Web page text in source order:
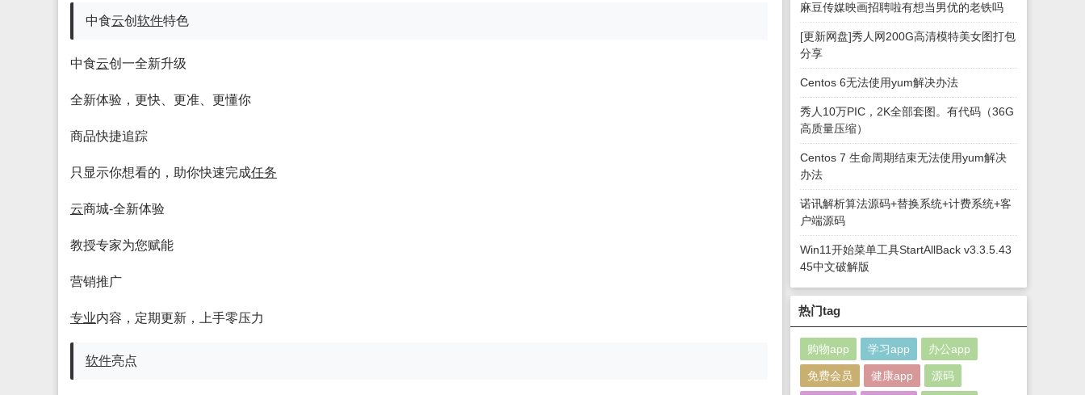
中食云创 软件特色
中食云创一全新升级
全新体验，更快、更准、更懂你
商品快捷追踪
只显示你想看的，助你快速完成任务
云商城-全新体验
教授专家为您赋能
营销推广
专业内容，定期更新，上手零压力
软件亮点
麻豆传媒映画招聘啦有想当男优的老铁吗
[更新网盘]秀人网200G高清模特美女图打包
分享
Centos 6无法使用yum解决办法
秀人10万PIC，2K全部套图。有代码（36G
高质量压缩）
Centos 7 生命周期结束无法使用yum解决
办法
诺讯解析算法源码+替换系统+计费系统+客
户端源码
Win11开始菜单工具StartAllBack v3.3.5.43
45中文破解版
热门tag
购物app 学习app 办公app
免费会员 健康app 源码